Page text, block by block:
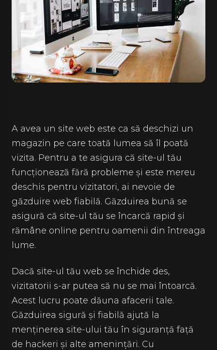
A avea un site web este ca să deschizi un
magazin pe care toată lumea să îl poată
vizita. Pentru a te asigura că site-ul tău
funcționează fără probleme și este mereu
deschis pentru vizitatori, ai nevoie de
găzduire web fiabilă. Găzduirea bună se
asigură că site-ul tău se încarcă rapid și
rămâne online pentru oamenii din întreaga
lume.
Dacă site-ul tău web se închide des,
vizitatorii s-ar putea să nu se mai întoarcă.
Acest lucru poate dăuna afacerii tale.
Găzduirea sigură și fiabilă ajută la
menținerea site-ului tău în siguranță față
de hackeri și alte amenințări. Cu